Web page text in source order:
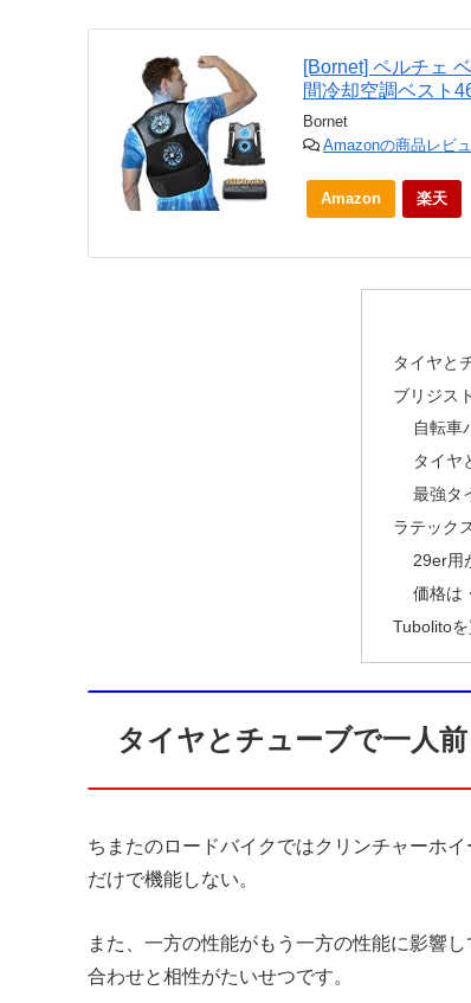
[Bornet] ペルチェ
間冷却空調ベスト
Bornet
Amazonの商品レビ
Amazon 楽天
タイヤと
ブリジス
自転車
タイヤ
最強タ
ラテック
29er用
価格は
Tubolito
タイヤとチューブで一人前
ちまたのロードバイクではクリンチャーホ
だけで機能しない。
また、一方の性能がもう一方の性能に影響
合わせと相性がたいせつです。